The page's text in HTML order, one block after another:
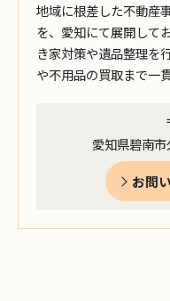
地域に根差した不動産
を、愛知にて展開して
き家対策や遺品整理を
や不用品の買取まで一
愛知県碧南市
お問